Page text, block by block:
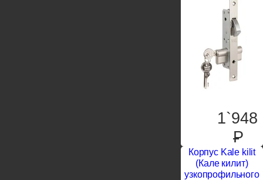
1`948
P
Корпус Kale kilit
(Кале килит)
узкопрофильного